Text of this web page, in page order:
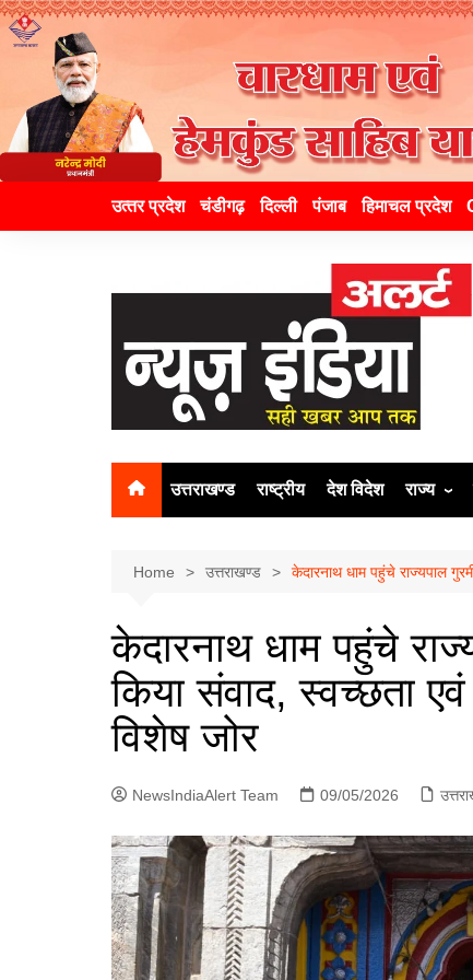
उत्‍तर प्रदेश चंडीगढ़ दिल्ली पंजाब हिमाचल प्रदेश
उत्तराखण्ड राष्ट्रीय देश विदेश राज्य
दिल्ली
पंजाब
चंडीगढ़
Home उत्तराखण्ड केदारनाथ धाम पहुंचे राज्यपाल
केदारनाथ धाम पहुंचे
किया संवाद, स्वच्छता
विशेष जोर
NewsIndiaAlert Team 09/05/2026